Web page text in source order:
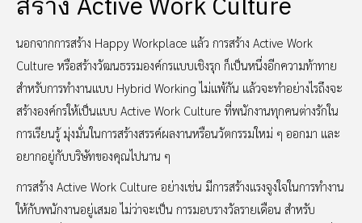
สร้าง Active Work Culture
นอกจากการสร้าง Happy Workplace แล้ว การสร้าง Active Work
Culture หรือสร้างวัฒนธรรมองค์กรแบบเชิงรุก ก็เป็นหนึ่งอีกความท้าทาย
สำหรับการทำงานแบบ Hybrid Working ไม่แพ้กัน แล้วจะทำอย่างไรถึงจะ
สร้างองค์กรให้เป็นแบบ Active Work Culture ที่พนักงานทุกคนต่างรักใน
การเรียนรู้ มุ่งมั่นในการสร้างสรรค์ผลงานหรือนวัตกรรมใหม่ ๆ ออกมา และ
อยากอยู่กับบริษัทของคุณไปนาน ๆ
การสร้าง Active Work Culture อย่างเช่น มีการสร้างแรงจูงใจในการทำงาน
ให้กับพนักงานอยู่เสมอ ไม่ว่าจะเป็น การมอบรางวัลรายเดือน สำหรับ